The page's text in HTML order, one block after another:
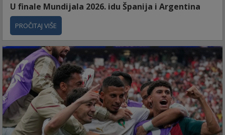
U finale Mundijala 2026. idu Španija i Argentina
PROČITAJ VIŠE